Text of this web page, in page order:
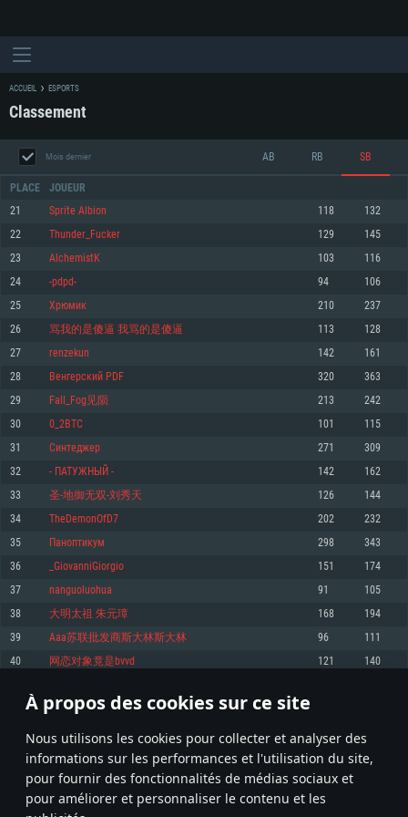
À propos des cookies sur ce site
Nous utilisons les cookies pour collecter et analyser des
informations sur les performances et l'utilisation du site,
pour fournir des fonctionnalités de médias sociaux et
pour améliorer et personnaliser le contenu et les
CONFIGURATION SYSTÈME REQUISE
Minimum
OS: Windows 10 (64 bit)
Processeur: Dual-Core 2.2 GHz
Mémoire: 4 GB
Carte graphique supportant DirectX 11: AMD Radeon 77XX / NVIDIA
GeForce GTX 660. La résolution minimale supportée par le jeu est de 720p
Connection: Connexion Internet à haut débit
Disque dur: 23.1 Go (client minimal)
Recommandée
1060 et plus, Radeon RX 570 et plus.
Disque dur: 75.9 Go (client complet)
Minimum
OS: Mac OS Big Sur 11.0 ou plus récent
Processeur: Core i5, minimum 2.2GHz (Les processeurs Intel Xeon ne sont
pas supportés)
Mémoire: 6 GB
Carte graphique: Intel Iris Pro 5200 (Mac), ou analogue AMD/Nvidia. La
résolution minimale supportée par le jeu est de 720p.
Connection: Connexion Internet à haut débit
Disque dur: 62,2 Go (client minimal)
Recommandée
OS: Mac OS Big Sur 11.0 ou plus récent
Processeur: Core i7 (Les processeurs Intel Xeon ne sont pas supportés)
Mémoire: 8 GB
Carte graphique: Radeon Vega II ou plus avec support de Metal
Disque dur: 62,2 Go (client complet)
Minimum
OS: Les configurations Linux 64 bits les plus modernes
Processeur: Dual-Core 2.4 GHz
Mémoire: 4 GB
Carte graphique: NVIDIA 660 avec les derniers drivers (moins de 6 mois) /
de même pour AMD (La résolution minimale supportée par le jeu est de
720p)
Connection: Connexion Internet à haut débit
Disque dur: 62,2 Go (client minimal)
Recommandée
OS: Ubuntu 20.04 64bit
Processeur: Intel Core i7
Mémoire: 8 GB
Carte graphique: NVIDIA 1060 avec les derniers drivers (moins de 6 mois) /
6 mois et supportant Vulkan
Connection: Connexion Internet à haut débit
Disque dur: 60,2 Go (client complet)
ACCUEIL ESPORTS
Classement
Mois dernier AB RB SB
PLACE JOUEUR
21 Sprite Albion 118 132
22 Thunder_Fucker 129 145
23 AlchemistK 103 116
24 -pdpd- 94 106
25 Хрюмик 210 237
26 骂我的是傻逼 我骂的是傻逼 113 128
27 renzekun 142 161
28 Венгерский PDF 320 363
29 Fall_Fog见陨 213 242
30 0_2BTC 101 115
31 Синтеджер 271 309
32 - ПАТУЖНЫЙ - 142 162
33 圣-地御无双-刘秀天 126 144
34 TheDemonOfD7 202 232
35 Паноптикум 298 343
36 _GiovanniGiorgio 151 174
37 nanguoluohua 91 105
38 大明太祖 朱元璋 168 194
39 Aaa苏联批发商斯大林斯大林 96 111
40 网恋对象竟是bvvd 121 140
* Classement mis à jour quotidiennement
1 2 3 102